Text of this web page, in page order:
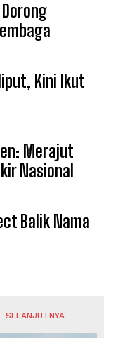
Kini Ikut
Merajut
Nasional
Balik Nama
SELANJUTNYA